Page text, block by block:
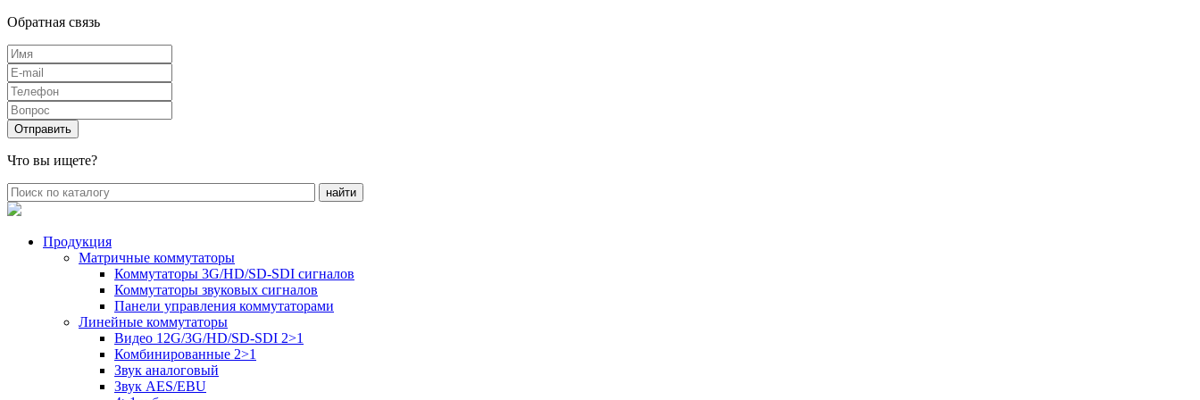
Обратная связь
Что вы ищете?
Продукция
Матричные коммутаторы
Коммутаторы 3G/HD/SD-SDI сигналов
Коммутаторы звуковых сигналов
Панели управления коммутаторами
Линейные коммутаторы
Видео 12G/3G/HD/SD-SDI 2>1
Комбинированные 2>1
Звук аналоговый
Звук AES/EBU